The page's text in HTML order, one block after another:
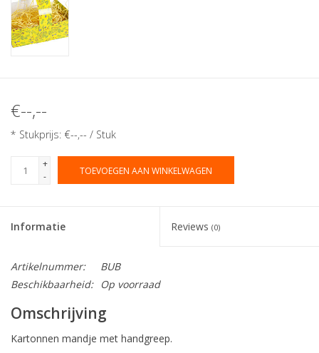
€--,--
* Stukprijs: €--,-- / Stuk
+
-
TOEVOEGEN AAN WINKELWAGEN
Informatie Reviews (0)
Artikelnummer:
BUB
Beschikbaarheid:
Op voorraad
Omschrijving
Kartonnen mandje met handgreep.